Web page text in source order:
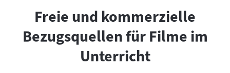
Freie und kommerzielle
Bezugsquellen für Filme im
Unterricht